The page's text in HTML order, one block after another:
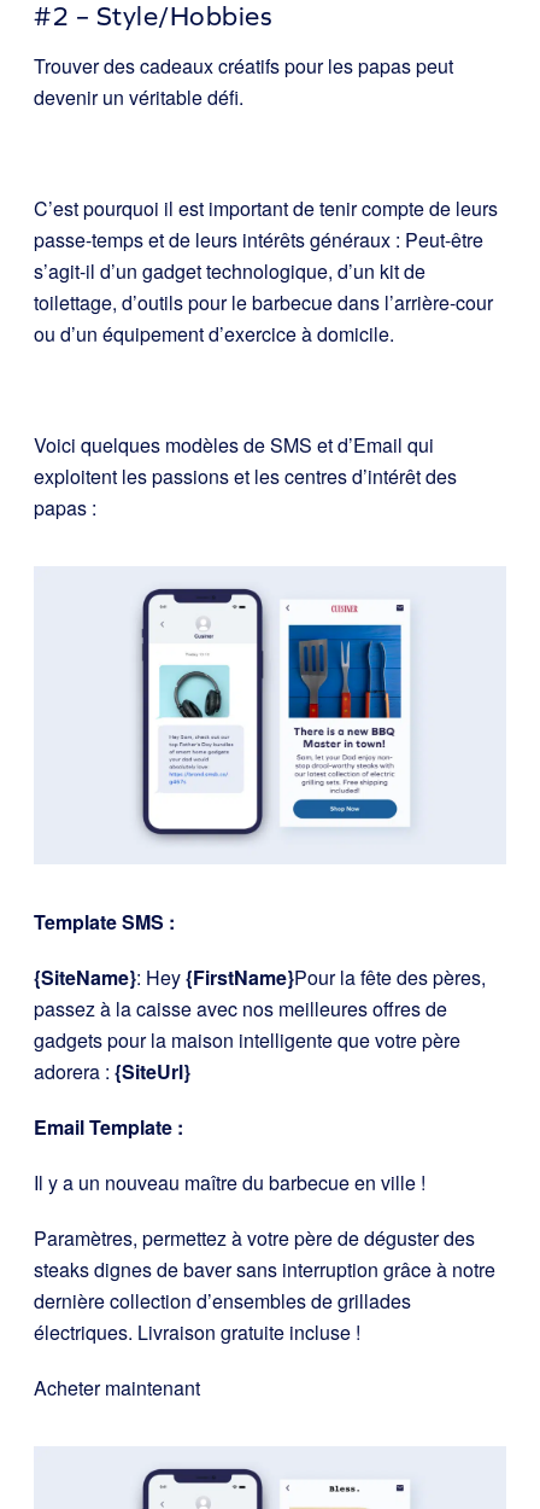
#2 – Style/Hobbies
Trouver des cadeaux créatifs pour les papas peut
devenir un véritable défi.
C’est pourquoi il est important de tenir compte de leurs
passe-temps et de leurs intérêts généraux : Peut-être
s’agit-il d’un gadget technologique, d’un kit de
toilettage, d’outils pour le barbecue dans l’arrière-cour
ou d’un équipement d’exercice à domicile.
Voici quelques modèles de SMS et d’Email qui
exploitent les passions et les centres d’intérêt des
papas :
Template SMS :
{SiteName}: Hey{FirstName}Pour la fête des pères,
passez à la caisse avec nos meilleures offres de
gadgets pour la maison intelligente que votre père
adorera : {SiteUrl}
Email Template :
Il y a un nouveau maître du barbecue en ville !
Paramètres, permettez à votre père de déguster des
steaks dignes de baver sans interruption grâce à notre
dernière collection d’ensembles de grillades
électriques. Livraison gratuite incluse !
Acheter maintenant